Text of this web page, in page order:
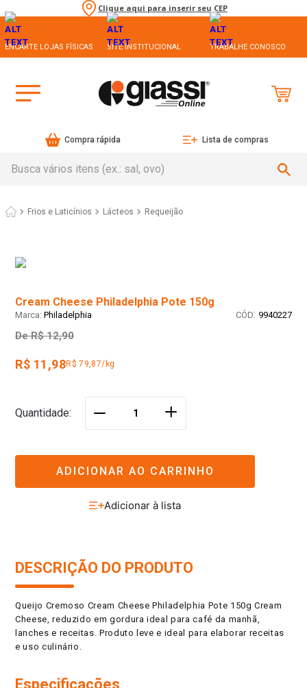
Clique aqui para inserir seu CEP
ENCARTE LOJAS FÍSICAS SITE INSTITUCIONAL TRABALHE CONOSCO
Compra rápida Lista de compras
Frios e Laticínios Lácteos Requeijão
Cream Cheese Philadelphia Pote 150g
Philadelphia : 9940227
De R$ 12,90
R$ 11,98R$ 79,87/kg
Quantidade ＋
ADICIONAR AO CARRINHO
DESCRIÇÃO DO PRODUTO
Queijo Cremoso Cream Cheese Philadelphia Pote 150g Cream
Cheese, reduzido em gordura ideal para café da manhã,
lanches e receitas. Produto leve e ideal para elaborar receitas
e uso culinário.
Especificações